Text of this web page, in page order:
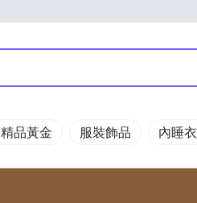
精品黃金 服裝飾品 內睡衣